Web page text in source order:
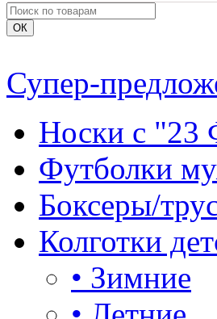
Супер-
Носки с "23
Футболки
Боксеры/
Колготки
• Зимние